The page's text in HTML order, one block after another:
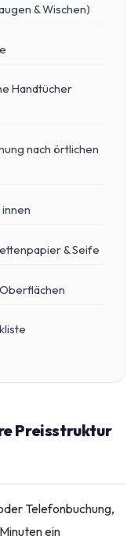
& Wischen)
Handtücher
nach örtlichen
& Seife
Preisstruktur
Telefonbuchung,
ein